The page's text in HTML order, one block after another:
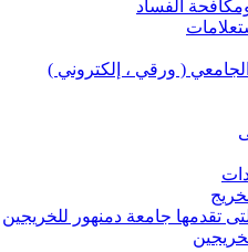
الفساد
الجامعي ( ورقي ، إلكتروني )
التى تقدمها جامعة دمنهور للخريجين